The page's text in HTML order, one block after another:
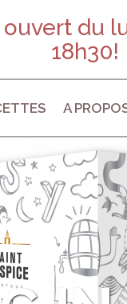
du
18h30!
A